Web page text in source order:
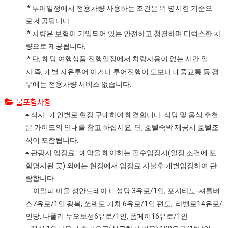
* 투어일정에서 전용차량 사용하는 조건은 위 명시한 기준으
로 제공됩니다.
* 차량은 보험이 가입되어 있는 안전하고 청결하며 디럭스한 차
량으로 제공됩니다.
* 단, 해당 여행상품 진행일정에서 차량사용이 없는 시간.일
자 즉, 개별 자유투어 이거나 투어진행이 도보나 대중교통 등 경
우에는 전용차량 서비스 없습니다.
불포함사항
♠ 식사 : 개인별로 현장 구매하여 해결합니다. 식당 및 음식 추천
은 가이드의 안내를 참고 하십시요. 단, 호텔숙박 제공시 호텔조
식이 포함됩니다.
♠ 관광지 입장료 : 예약을 해야하는 필수입장지(일정 조건에 포
함명시된 곳) 외에는 현장에서 입장료 지불후 개별입장하여 관
람합니다 .
아말피 마을 성안드레아 대성당 3유로/1인, 포지타노-셔틀버
스7유로/1인.왕복, 쏘렌토 기차 6유로/1인.편도, 라벨로14유로/
인당, 나폴리 누오보성6유로/1인, 폼페이16유로/1인